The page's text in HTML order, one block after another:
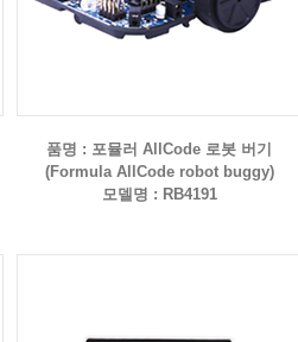
품명 : 포뮬러 AllCode 로봇 버기
(Formula AllCode robot buggy)
모델명 : RB4191